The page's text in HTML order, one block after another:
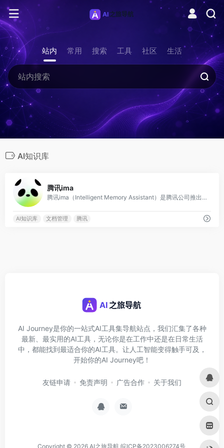
站内 常用 搜索 工具 社区 生活
AI知识库
腾讯ima
腾讯ima（Intelligent Memory Assistant）是腾讯公司推出的 AI 知识管理与智能问答平台，核心功能是帮助用户建立个人或团队的 AI
AI知识库 文档管理 腾讯
AI Journey是你的一站式AI工具集导航站点，我们汇集了各种
最新、最实用的AI工具，无论你是在工作中还是在日常生活
中，都能找到最适合你的AI工具。让人工智能变得触手可及，
开始你的AI Journey吧！
友链申请 免责声明 广告合作 关于我们
Copyright © 2026 AI之旅导航 皖ICP备2023006274号